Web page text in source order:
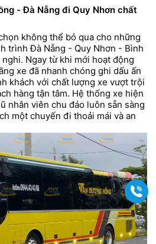
- Đà Nẵng đi Quy Nhơn chất
không thể bỏ qua cho những
trình Đà Nẵng - Quy Nhơn - Bình
Ngay từ khi mới hoạt động
xe đã nhanh chóng ghi dấu ấn
khách với chất lượng xe vượt trội
hàng tận tâm. Hệ thống xe hiện
nhân viên chu đáo luôn sẵn sàng
một chuyến đi thoải mái và an